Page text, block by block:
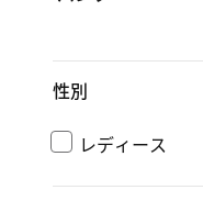
性別
レディース